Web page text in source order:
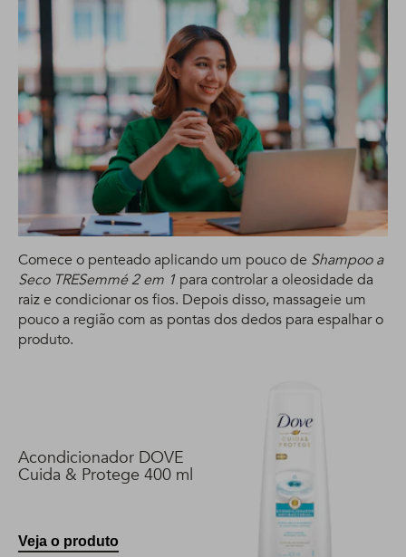
Comece o penteado aplicando um pouco de Shampoo a
Seco TRESemmé 2 em 1 para controlar a oleosidade da
raiz e condicionar os fios. Depois disso, massageie um
pouco a região com as pontas dos dedos para espalhar o
produto.
Acondicionador DOVE
Cuida & Protege 400 ml
Veja o produto